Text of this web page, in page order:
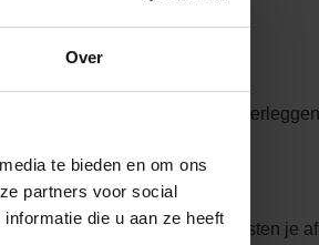
Over
te bieden en om ons
partners voor social
die u aan ze heeft
Even binnenlopen, snel iets
Je bepaalt zelf welke diensten je